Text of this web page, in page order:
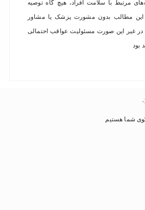
مرتبط با سلامت افراد، هیچ گاه توصیه
این مطالب بدون مشورت پزشک یا مشاور
غیر این صورت مسئولیت عواقب احتمالی
بود